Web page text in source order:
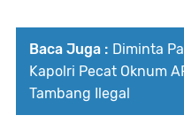
Baca Juga : Diminta
Kapolri Pecat Oknum
Tambang Ilegal